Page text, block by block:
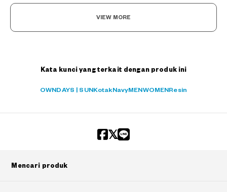
VIEW MORE
Kata kunci yang terkait dengan produk ini
OWNDAYS | SUN Kotak NavyMEN WOMEN Resin
Mencari produk